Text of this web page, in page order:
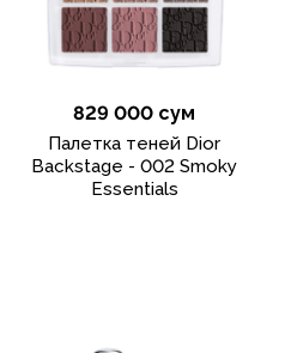
829 000 сум
Палетка теней Dior
Backstage - 002 Smoky
Essentials